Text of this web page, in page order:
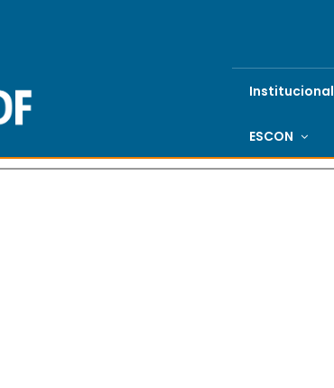
Institucional
ESCON